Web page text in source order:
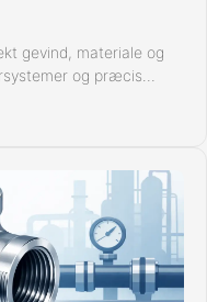
gevind, materiale og
og præcis